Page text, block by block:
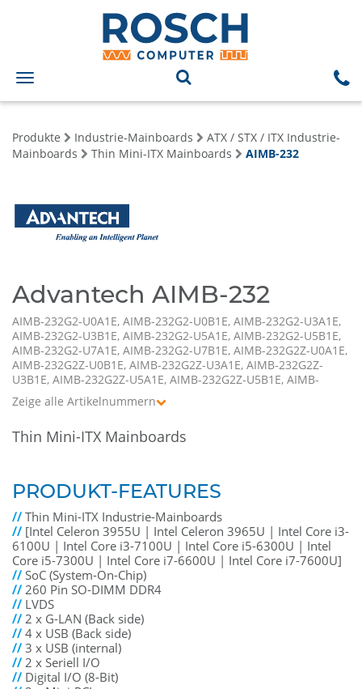
Toggle
navigation
Produkte Industrie-Mainboards
ATX / STX / ITX Industrie-
Mainboards
Thin Mini-ITX Mainboards AIMB-232
Advantech AIMB-232
AIMB-232G2-U0A1E, AIMB-232G2-U0B1E, AIMB-232G2-U3A1E,
AIMB-232G2-U3B1E, AIMB-232G2-U5A1E, AIMB-232G2-U5B1E,
AIMB-232G2-U7A1E, AIMB-232G2-U7B1E, AIMB-232G2Z-U0A1E,
AIMB-232G2Z-U0B1E, AIMB-232G2Z-U3A1E, AIMB-232G2Z-
U3B1E, AIMB-232G2Z-U5A1E, AIMB-232G2Z-U5B1E, AIMB-
232G2Z-U7A1E, AIMB-232G2Z-U7B1E
Zeige alle Artikelnummern
Thin Mini-ITX Mainboards
PRODUKT-FEATURES
//Thin Mini-ITX Industrie-Mainboards
// [Intel Celeron 3955U | Intel Celeron 3965U | Intel Core i3-
6100U | Intel Core i3-7100U | Intel Core i5-6300U | Intel
Core i5-7300U | Intel Core i7-6600U | Intel Core i7-7600U]
//SoC (System-On-Chip)
//260 Pin SO-DIMM DDR4
// LVDS
//2 x G-LAN (Back side)
//4 x USB (Back side)
//3 x USB (internal)
//2 x Seriell I/O
// Digital I/O (8-Bit)